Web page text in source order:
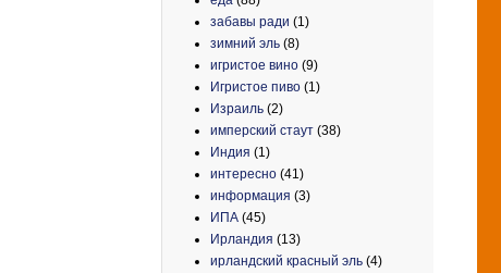
забавы ради (1)
зимний эль (8)
игристое вино (9)
Игристое пиво (1)
Израиль (2)
имперский стаут (38)
Индия (1)
интересно (41)
информация (3)
ИПА (45)
Ирландия (13)
ирландский красный эль (4)